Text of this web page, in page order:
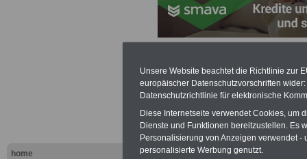
home
Anwälte,
Unsere Website beachtet die Richtlinie zur
europäischer Datenschutzvorschriften
Datenschutzrichtlinie für elektronische
Diese Internetseite verwendet Cookies, um
Dienste und Funktionen bereitzustellen. Es
Personalisierung von Anzeigen verwendet
personalisierte Werbung genutzt.